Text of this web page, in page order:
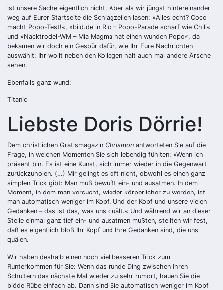
ist unsere Sache eigentlich nicht. Aber als wir jüngst hintereinander
weg auf Eurer Startseite die Schlagzeilen lasen: »Alles echt? Coco
macht Popo-Test!«, »bild.de in Rio – Popo-Parade scharf wie Chili«
und »Nacktrodel-WM – Mia Magma hat einen wunden Popo«, da
bekamen wir doch ein Gespür dafür, wie Ihr Eure Nachrichten
auswählt: Ihr wollt neben den Kollegen halt auch mal andere Ärsche
sehen.
Ebenfalls ganz wund:
Titanic
Liebste Doris Dörrie!
Dem christlichen Gratismagazin Chrismon antworteten Sie auf die
Frage, in welchen Momenten Sie sich lebendig fühlten: »Wenn ich
präsent bin. Es ist eine Kunst, sich immer wieder in die Gegenwart
zurückzuholen. (…) Mir gelingt es oft nicht, obwohl es einen ganz
simplen Trick gibt: Man muß bewußt ein- und ausatmen. In dem
Moment, in dem man versucht, wieder körperlicher zu werden, ist
man automatisch weniger im Kopf. Und der Kopf und unsere vielen
Gedanken – das ist das, was uns quält.« Und während wir an dieser
Stelle einmal ganz tief ein- und ausatmen mußten, stellten wir fest,
daß es eigentlich bloß Ihr Kopf und Ihre Gedanken sind, die uns
quälen.
Wir haben deshalb einen noch viel besseren Trick zum
Runterkommen für Sie: Wenn das runde Ding zwischen Ihren
Schultern das nächste Mal wieder zu sehr rumort, hauen Sie die
blöde Rübe einfach ab. Dann sind Sie automatisch weniger im Kopf